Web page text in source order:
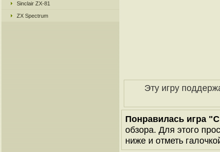
Sinclair ZX-81
ZX Spectrum
Эту игру
Понравилась игра
обзора. Для этого
ниже и отметь